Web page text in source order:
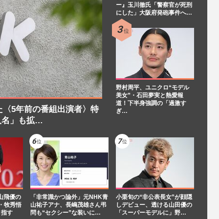
5年前の番組出演者〉特
名」も拡…
ー』玉川徹氏「警察官が死刑
にした」大阪府発砲事件へ…
野村周平、ユニクロ“モデル
美女”・石田夢実と熱愛報
道！下半身強調の「過激す
ぎ…
飛優の
牧秀悟
す
「非常識かつ論外」元NHK青
山祐子アナ、長嶋茂雄さん弔
問も“セクシー”な装いに…
小栗旬の“非公表長女”が顔隠
しデビュー、透ける山田優の
「スーパーモデルに」野…